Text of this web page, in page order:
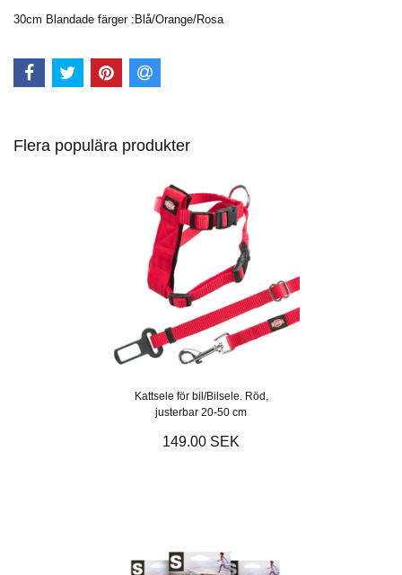
30cm Blandade färger :Blå/Orange/Rosa
Flera populära produkter
Kattsele för bil/Bilsele. Röd,
justerbar 20-50 cm
149.00 SEK